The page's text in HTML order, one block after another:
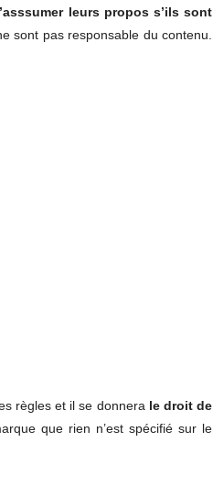
leurs propos s’ils sont
sont pas responsable du contenu.
règles et il se donnera le droit de
que rien n’est spécifié sur le